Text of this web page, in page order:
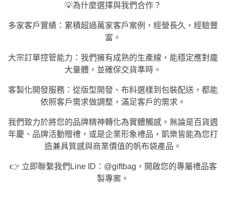
💡為什麼選擇與我們合作？
多家客戶實績：累積超過萬家客戶案例，經營長久，經驗豐
富。
大宗訂單控管能力：我們擁有成熟的生產線，能穩定應對龐
大量體，並確保交貨準時。
客製化開發服務：從版型開發、布料選樣到包裝配送，都能
依照客戶需求做調整，滿足客戶的需求。
我們致力於將您的品牌精神轉化為實體觸感。無論是百貨週
年慶、品牌活動贈禮，或是企業形象禮品，凱樂皆能為您打
造兼具質感與商業價值的帆布袋產品。
👉 立即聯繫我們Line ID：@giftbag，開啟您的專屬禮品客
製專案。